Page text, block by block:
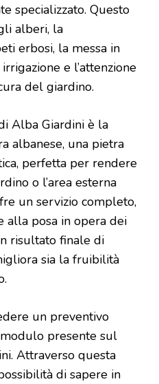
specializzato. Questo
alberi, la
erbosi, la messa in
e l’attenzione
del giardino.
Alba Giardini è la
albanese, una pietra
perfetta per rendere
o l’area esterna
un servizio completo,
alla posa in opera dei
risultato finale di
sia la fruibilità
un preventivo
presente sul
Attraverso questa
di sapere in